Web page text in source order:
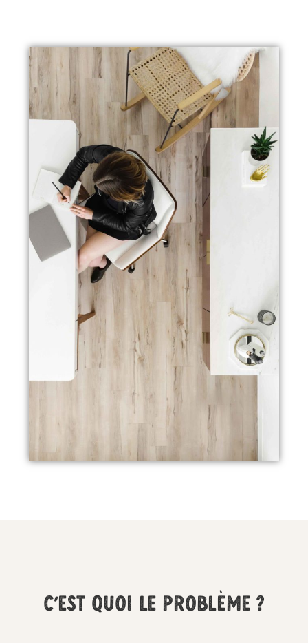
C'EST QUOI LE PROBLÈME ?